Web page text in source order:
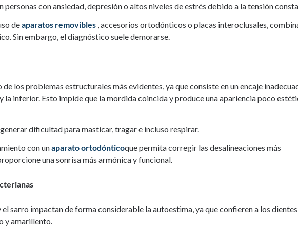
personas con ansiedad, depresión o altos niveles de estrés debido a la tensión
deaparatos removibles , accesorios ortodónticos o placas interoclusales,
Sin embargo, el diagnóstico suele demorarse.
los problemas estructurales más evidentes, ya que consiste en un encaje
la inferior. Esto impide que la mordida coincida y produce una apariencia poco
dificultad para masticar, tragar e incluso respirar.
con unaparato ortodónticoque permita corregir las desalineaciones más
una sonrisa más armónica y funcional.
el sarro impactan de forma considerable la autoestima, ya que confieren a los
y amarillento.